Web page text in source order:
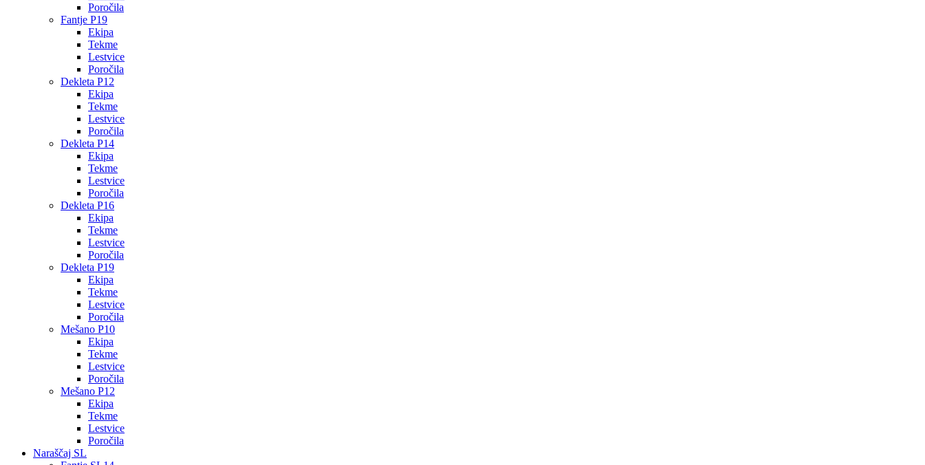
Poročila
Fantje P19
Ekipa
Tekme
Lestvice
Poročila
Dekleta P12
Ekipa
Tekme
Lestvice
Poročila
Dekleta P14
Ekipa
Tekme
Lestvice
Poročila
Dekleta P16
Ekipa
Tekme
Lestvice
Poročila
Dekleta P19
Ekipa
Tekme
Lestvice
Poročila
Mešano P10
Ekipa
Tekme
Lestvice
Poročila
Mešano P12
Ekipa
Tekme
Lestvice
Poročila
Naraščaj SL